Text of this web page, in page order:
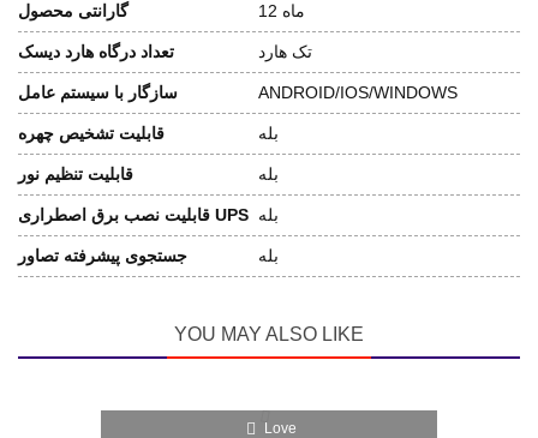
گارانتی محصول 12 ماه
تعداد درگاه هارد دیسک تک هارد
سازگار با سیستم عامل ANDROID/IOS/WINDOWS
قابلیت تشخیص چهره بله
قابلیت تنظیم نور بله
قابلیت نصب برق اصطراری UPS بله
جستجوی پیشرفته تصاور بله
YOU MAY ALSO LIKE
Love